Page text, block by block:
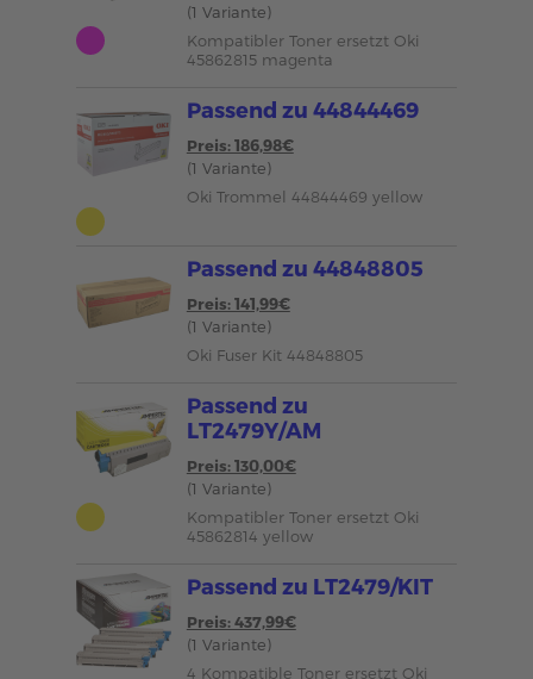
(1 Variante)
Kompatibler Toner ersetzt Oki
45862815 magenta
Passend zu 44844469
Preis: 186,98€
(1 Variante)
Oki Trommel 44844469 yellow
Passend zu 44848805
Preis: 141,99€
(1 Variante)
Oki Fuser Kit 44848805
Passend zu
LT2479Y/AM
Preis: 130,00€
(1 Variante)
Kompatibler Toner ersetzt Oki
45862814 yellow
Passend zu LT2479/KIT
Preis: 437,99€
(1 Variante)
4 Kompatible Toner ersetzt Oki